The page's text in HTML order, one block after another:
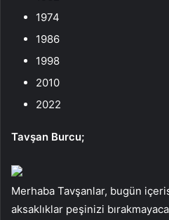
1974
1986
1998
2010
2022
Tavşan Burcu;
Merhaba Tavşanlar, bugün
aksaklıklar peşinizi